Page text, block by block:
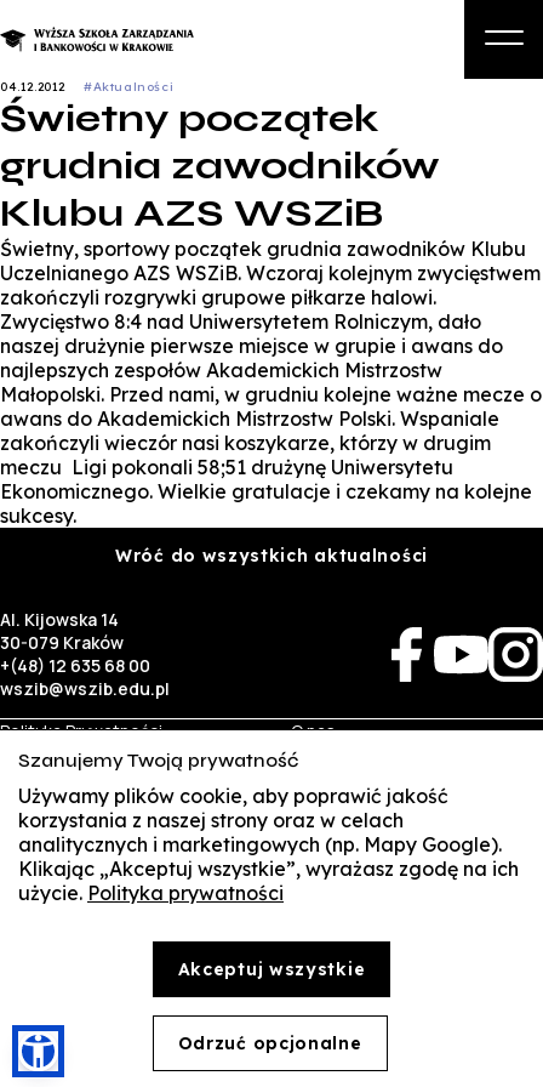
Studia podyplomowe i kursy
Kandydat
Student
Zapisz się na studia
04.12.2012 #Aktualności
Świetny początek
grudnia zawodników
Klubu AZS WSZiB
Świetny, sportowy początek grudnia zawodników Klubu
Uczelnianego AZS WSZiB. Wczoraj kolejnym zwycięstwem
zakończyli rozgrywki grupowe piłkarze halowi.
Zwycięstwo 8:4 nad Uniwersytetem Rolniczym, dało
naszej drużynie pierwsze miejsce w grupie i awans do
najlepszych zespołów Akademickich Mistrzostw
Małopolski. Przed nami, w grudniu kolejne ważne mecze o
awans do Akademickich Mistrzostw Polski. Wspaniale
zakończyli wieczór nasi koszykarze, którzy w drugim
meczu Ligi pokonali 58;51 drużynę Uniwersytetu
Ekonomicznego. Wielkie gratulacje i czekamy na kolejne
sukcesy.
Wróć do wszystkich aktualności
Al. Kijowska 14
30-079 Kraków
+(48) 12 635 68 00
wszib@wszib.edu.pl
Polityka Prywatności
RODO
Identyfikacja wizualna
O nas
Rekrutacja
Studia
Kontakt
Biznes
Wynajem sal
Targi pracy
Student
Multis Multum
Treści zawarte na stronie www.wszib.edu.pl oraz jej podstronach stanowią, o ile nie wskazano
części: kopiowania, reprodukowania, modyfikowania, dystrybuowania, publikowania,
wyświetlania, utrwalania oraz wykorzystywania w jakiejkolwiek innej formie. Ograniczenia
powyższe nie dotyczą dozwolonego użytku osobistego.
Szanujemy Twoją prywatność
Używamy plików cookie, aby poprawić jakość
korzystania z naszej strony oraz w celach
analitycznych i marketingowych (np. Mapy Google).
Klikając „Akceptuj wszystkie”, wyrażasz zgodę na ich
użycie. Polityka prywatności
Akceptuj wszystkie
Odrzuć opcjonalne